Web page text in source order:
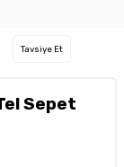
Tavsiye Et
Sepet